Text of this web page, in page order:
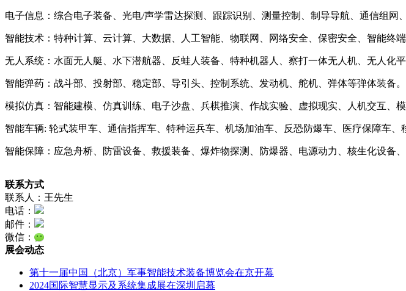
电子信息：综合电子装备、光电/声学雷达探测、跟踪识别、测量控制、制导导航、通信组网
智能技术：特种计算、云计算、大数据、人工智能、物联网、网络安全、保密安全、智能终
无人系统：水面无人艇、水下潜航器、反蛙人装备、特种机器人、察打一体无人机、无人化
智能弹药：战斗部、投射部、稳定部、导引头、控制系统、发动机、舵机、弹体等弹体装备。
模拟仿真：智能建模、仿真训练、电子沙盘、兵棋推演、作战实验、虚拟现实、人机交互、
智能车辆: 轮式装甲车、通信指挥车、特种运兵车、机场加油车、反恐防爆车、医疗保障车、
智能保障：应急舟桥、防雷设备、救援装备、爆炸物探测、防爆器、电源动力、核生化设备
联系方式
联系人：王先生
电话：
邮件：
微信：
展会动态
第十一届中国（北京）军事智能技术装备博览会在京开幕
2024国际智慧显示及系统集成展在深圳启幕